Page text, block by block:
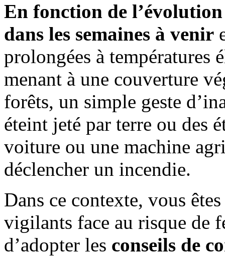
En fonction de
dans les semaines à venir
prolongées à températures
menant à une couverture
forêts, un simple geste
éteint jeté par terre ou des
voiture ou une machine
déclencher un incendie.
Dans ce contexte, vous
vigilants face au risque de
d’adopter les conseils de